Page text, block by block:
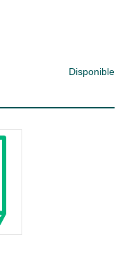
Disponible